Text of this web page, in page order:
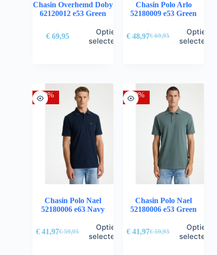
Chasin Overhemd Doby
62120012 e53 Green
€69,95
Opties
selecteren
Chasin Polo Arlo
52180009 e53 Green
€69,95
€ 48,97
Opties
selecteren
-30%
Chasin Polo Nael
52180006 e63 Navy
€59,95
€ 41,97
Opties
selecteren
-30%
Chasin Polo Nael
52180006 e53 Green
€59,95
€ 41,97
Opties
selecteren